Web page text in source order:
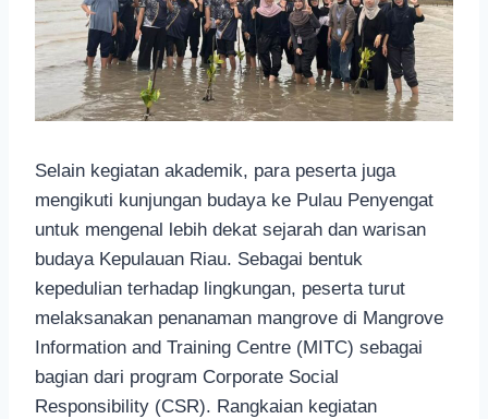
Selain kegiatan akademik, para peserta juga
mengikuti kunjungan budaya ke Pulau Penyengat
untuk mengenal lebih dekat sejarah dan warisan
budaya Kepulauan Riau. Sebagai bentuk
kepedulian terhadap lingkungan, peserta turut
melaksanakan penanaman mangrove di Mangrove
Information and Training Centre (MITC) sebagai
bagian dari program Corporate Social
Responsibility (CSR). Rangkaian kegiatan